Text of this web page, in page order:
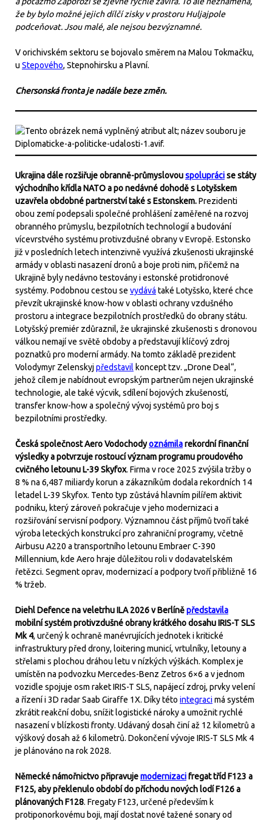
že by bylo možné jejich dílčí zisky v prostoru Huljajpole
podceňovat. Jsou malé, ale nejsou bezvýznamné.
V orichivském sektoru se bojovalo směrem na Malou Tokmačku,
u Stepového, Stepnohirsku a Plavní.
Chersonská fronta je nadále beze změn.
Ukrajina dále rozšiřuje obranně-průmyslovouspoluprácise státy
východního křídla NATO a po nedávné dohodě s Lotyšskem
uzavřela obdobné partnerství také s Estonskem.Prezidenti
obou zemí podepsali společné prohlášení zaměřené na rozvoj
obranného průmyslu, bezpilotních technologií a budování
vícevrstvého systému protivzdušné obrany v Evropě. Estonsko
již v posledních letech intenzivně využívá zkušenosti ukrajinské
armády v oblasti nasazení dronů a boje proti nim, přičemž na
Ukrajině byly nedávno testovány i estonské protidronové
systémy. Podobnou cestou se vydává také Lotyšsko, které chce
převzít ukrajinské know-how v oblasti ochrany vzdušného
prostoru a integrace bezpilotních prostředků do obrany státu.
Lotyšský premiér zdůraznil, že ukrajinské zkušenosti s dronovou
válkou nemají ve světě obdoby a představují klíčový zdroj
poznatků pro moderní armády. Na tomto základě prezident
Volodymyr Zelenskyjpředstavil koncept tzv. „Drone Deal“,
jehož cílem je nabídnout evropským partnerům nejen ukrajinské
technologie, ale také výcvik, sdílení bojových zkušeností,
transfer know-how a společný vývoj systémů pro boj s
bezpilotními prostředky.
Česká společnost Aero Vodochodyoznámilarekordní finanční
výsledky a potvrzuje rostoucí význam programu proudového
cvičného letounu L-39 Skyfox. Firma v roce 2025 zvýšila tržby o
8 % na 6,487 miliardy korun a zákazníkům dodala rekordních 14
letadel L-39 Skyfox. Tento typ zůstává hlavním pilířem aktivit
podniku, který zároveň pokračuje v jeho modernizaci a
rozšiřování servisní podpory. Významnou část příjmů tvoří také
výroba leteckých konstrukcí pro zahraniční programy, včetně
Airbusu A220 a transportního letounu Embraer C-390
Millennium, kde Aero hraje důležitou roli v dodavatelském
řetězci. Segment oprav, modernizací a podpory tvoří přibližně 16
% tržeb.
Diehl Defence na veletrhu ILA 2026 v Berlíněpředstavila
mobilní systém protivzdušné obrany krátkého dosahu IRIS-T SLS
Mk 4, určený k ochraně manévrujících jednotek i kritické
infrastruktury před drony, loitering municí, vrtulníky, letouny a
střelami s plochou dráhou letu v nízkých výškách. Komplex je
umístěn na podvozku Mercedes-Benz Zetros 6×6 a v jednom
vozidle spojuje osm raket IRIS-T SLS, napájecí zdroj, prvky velení
a řízení i 3D radar Saab Giraffe 1X. Díky této integracimá systém
zkrátit reakční dobu, snížit logistické nároky a umožnit rychlé
nasazení v blízkosti fronty. Udávaný dosah činí až 12 kilometrů a
výškový dosah až 6 kilometrů. Dokončení vývoje IRIS-T SLS Mk 4
je plánováno na rok 2028.
Německé námořnictvo připravujemodernizacifregat tříd F123 a
F125, aby překlenulo období do příchodu nových lodí F126 a
plánovaných F128. Fregaty F123, určené především k
protiponorkovému boji, mají dostat nové tažené sonary od